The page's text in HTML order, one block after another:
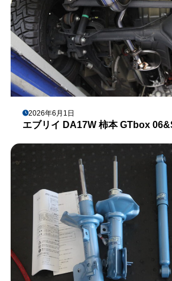
2026年6月1日
エブリイ DA17W 柿本 GTbox